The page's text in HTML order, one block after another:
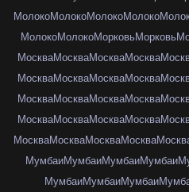
МолокоМолокоМолокоМолоко
МолокоМолокоМорковьМорковь
МоскваМоскваМоскваМосква
МоскваМоскваМоскваМосква
МоскваМоскваМоскваМосква
МоскваМоскваМоскваМосква
МоскваМоскваМоскваМосква
МумбаиМумбаиМумбаиМумбаи
МумбаиМумбаиМумбаи